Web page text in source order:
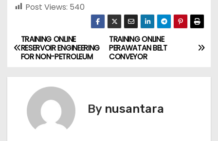
Post Views: 540
P
o
TRAINING ONLINE
PERAWATAN BELT
CONVEYOR
TRAINING ONLINE
RESERVOIR ENGINEERING
FOR NON-PETROLEUM
By nusantara